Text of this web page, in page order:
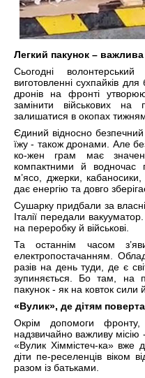
Легкий пакунок – важлива
Сьогодні
виготовленні сухпайків
дронів на фронті
замінити військових
залишатися в окопах
Єдиний відносно
їжу - також дронами. Але
ко-жен грам має
компактними й водночас
м’ясо, джерки,
дає енергію та довго
Сушарку придбали за
Італії передали
на переробку й військові.
Та останнім часом
електропостачанням.
разів на день туди, де є
зупиняється. Бо там, на
пакунок - як на ковток сили
«Вулик», де дітям
Окрім допомоги
надзвичайно важливу місію
«Вулик Хіммістеч-ка»
діти пе-реселенців віком
разом із батьками.